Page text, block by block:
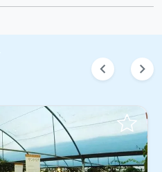
chevron_left chevron_right